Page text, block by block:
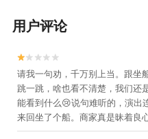
+宝应革命烈士纪念馆+宝应
明寺+高邮奎楼+周恩来少
湖+扬州八怪纪念馆+春江
+扬州天乐湖嬉乐谷-已下线
+扬州海浪谷水上乐园+扬州
州东方高尔夫+扬州太阳岛
用户评论


请我一句劝，千万别上当。跟坐
跳一跳，啥也看不清楚，我们还
能看到什么😢说句难听的，演出
来回坐了个船。商家真是昧着良